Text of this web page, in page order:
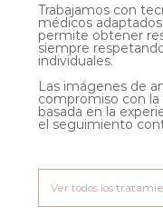
Trabajamos con
médicos
permite obtener
siempre
individuales.
Las imágenes de
compromiso con
basada en la
el seguimiento
Ver todos los